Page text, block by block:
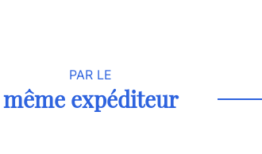
PAR LE
même expéditeur